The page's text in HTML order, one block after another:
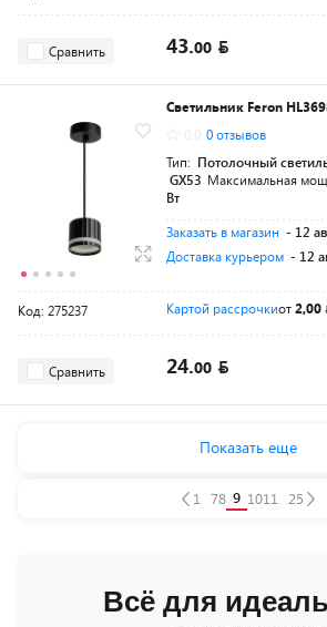
Сравнить 43.00
Светильник Feron
0 отзывов
Тип: Потолочный
GX53 Максимальная
Вт
Заказать в магазин - 12
Доставка курьером - 12
Код: 275237 Картой рассрочкиот2,00
Сравнить 24.00
Показать еще
1 78 9 1011 25
Всё для